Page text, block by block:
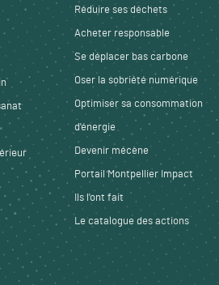
Réduire ses déchets
Acheter responsable
Se déplacer bas carbone
Oser la sobriété numérique
Optimiser sa consommation
d'énergie
Devenir mécène
Portail Montpellier Impact
Ils l'ont fait
Le catalogue des actions